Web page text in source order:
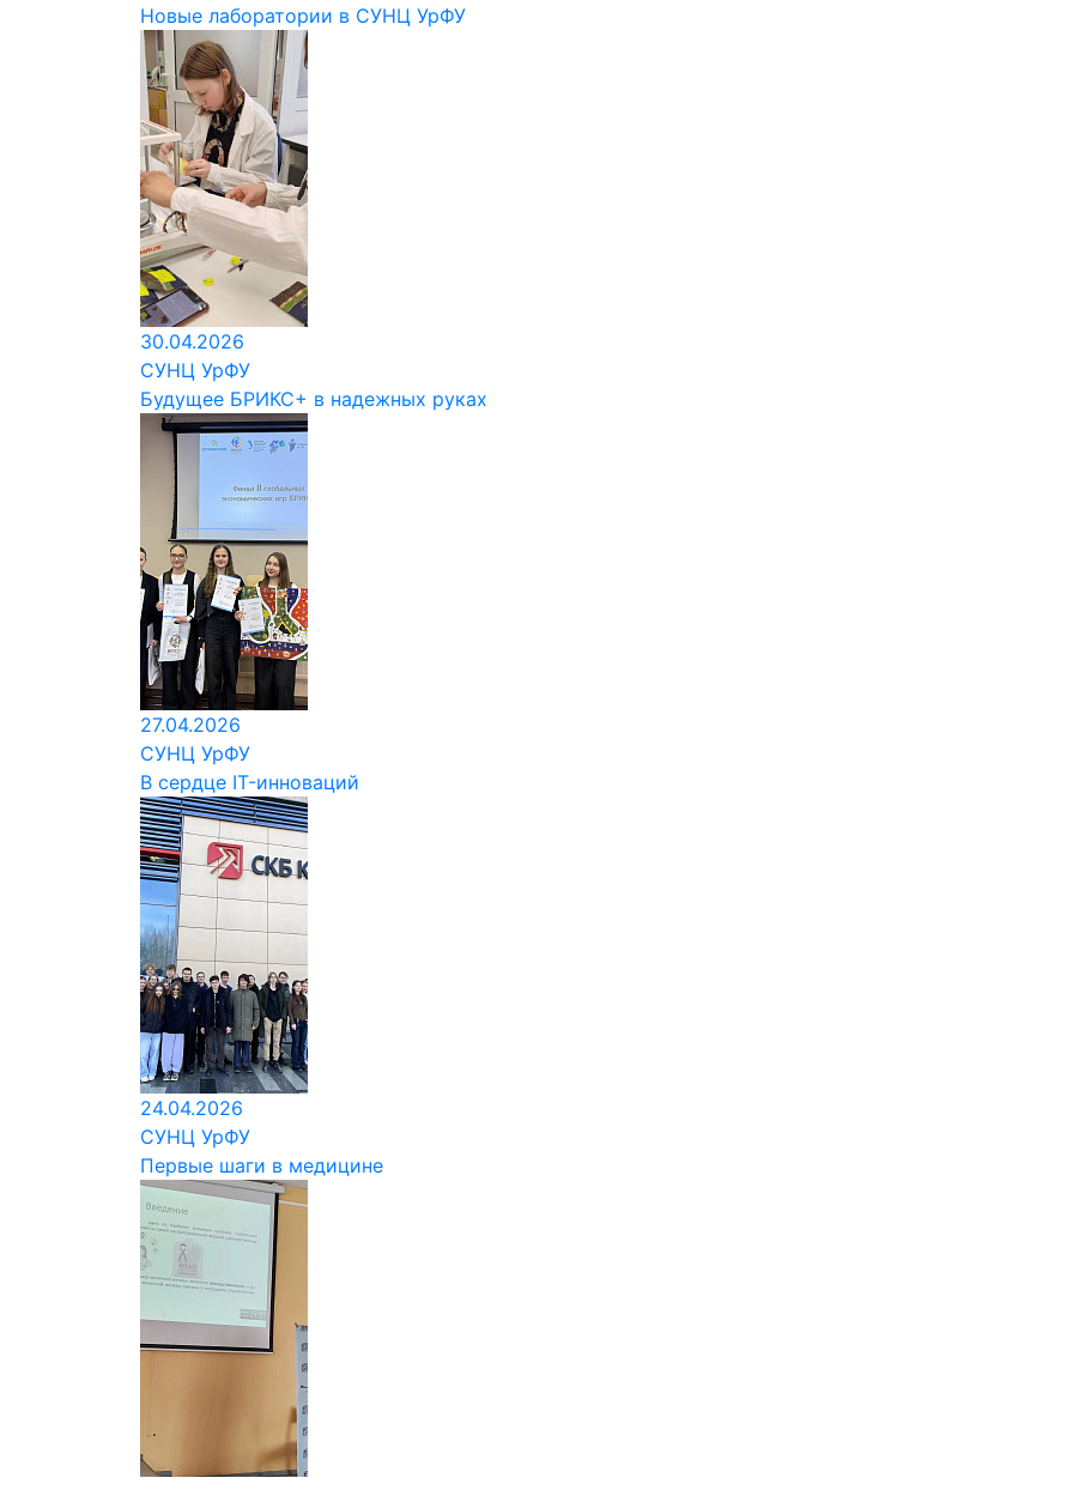
Новые лаборатории в СУНЦ УрФУ
30.04.2026
СУНЦ УрФУ
Будущее БРИКС+ в надежных руках
27.04.2026
СУНЦ УрФУ
В сердце IT-инноваций
24.04.2026
СУНЦ УрФУ
Первые шаги в медицине